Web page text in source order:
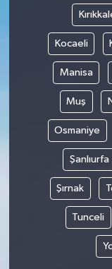
Kocaeli
Manisa
Muş
Osmaniye
Şanlıurfa
Şırnak
Tunceli